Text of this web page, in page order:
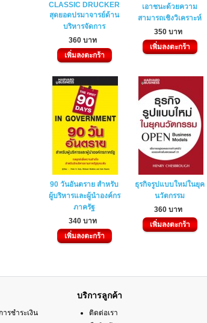
CLASSIC DRUCKER
สุดยอดปรมาจารย์ด้าน
บริหารจัดการ
360 บาท
เพิ่มลงตะกร้า
เอาชนะด้วยความ
สามารถเชิงวิเคราะห์
350 บาท
เพิ่มลงตะกร้า
90 วันอันตราย สำหรับ
ผู้บริหารและผู้นำองค์กร
ภาครัฐ
340 บาท
เพิ่มลงตะกร้า
ธุรกิจรูปแบบใหม่ในยุค
นวัตกรรม
360 บาท
เพิ่มลงตะกร้า
รชำระเงิน
บริการลูกค้า
ติดต่อเรา